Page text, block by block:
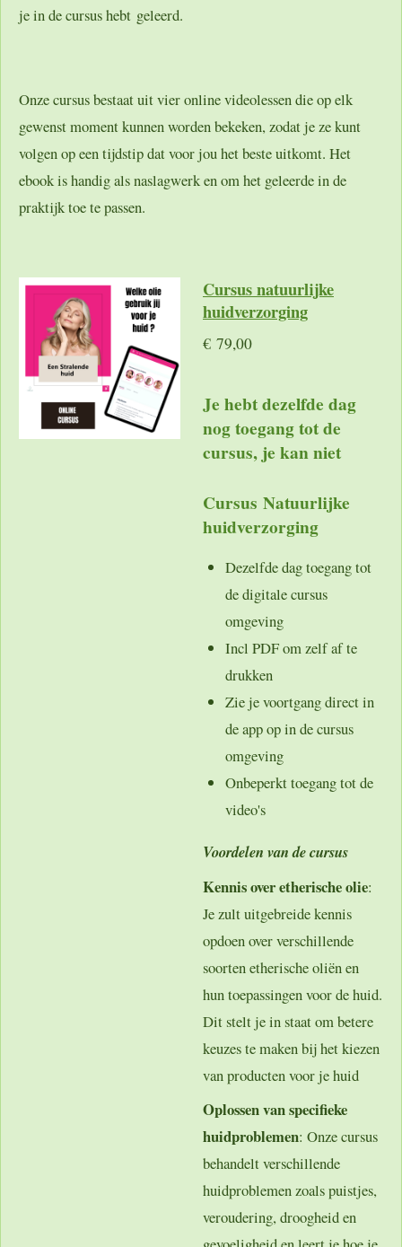
je in de cursus hebt geleerd.
Onze cursus bestaat uit vier online videolessen die op elk
gewenst moment kunnen worden bekeken, zodat je ze kunt
volgen op een tijdstip dat voor jou het beste uitkomt. Het
ebook is handig als naslagwerk en om het geleerde in de
praktijk toe te passen.
Cursus natuurlijke
huidverzorging
€ 79,00
Je hebt dezelfde dag
nog toegang tot de
cursus, je kan niet
Cursus Natuurlijke
huidverzorging
Dezelfde dag toegang tot
de digitale cursus
omgeving
Incl PDF om zelf af te
drukken
Zie je voortgang direct in
de app op in de cursus
omgeving
Onbeperkt toegang tot de
video's
Voordelen van de cursus
Kennis over etherische olie:
Je zult uitgebreide kennis
opdoen over verschillende
soorten etherische oliën en
hun toepassingen voor de huid.
Dit stelt je in staat om betere
keuzes te maken bij het kiezen
van producten voor je huid
Oplossen van specifieke
huidproblemen: Onze cursus
behandelt verschillende
huidproblemen zoals puistjes,
veroudering, droogheid en